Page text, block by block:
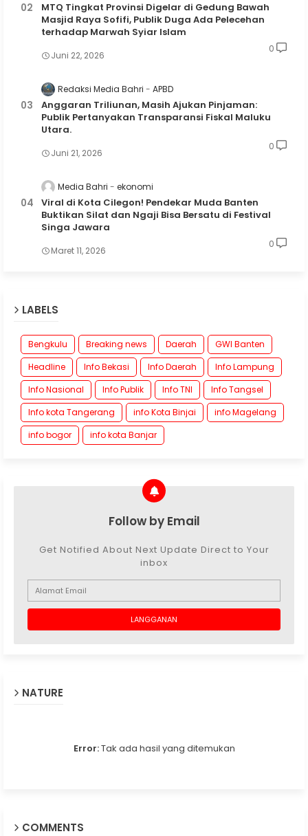
MTQ Tingkat Provinsi Digelar di Gedung Bawah
Masjid Raya Sofifi, Publik Duga Ada Pelecehan
terhadap Marwah Syiar Islam
Juni 22, 2026
0
Redaksi Media Bahri APBD
Anggaran Triliunan, Masih Ajukan Pinjaman:
Publik Pertanyakan Transparansi Fiskal Maluku
Utara.
Juni 21, 2026
0
Media Bahri ekonomi
Viral di Kota Cilegon! Pendekar Muda Banten
Buktikan Silat dan Ngaji Bisa Bersatu di Festival
Singa Jawara
Maret 11, 2026
0
LABELS
Bengkulu Breaking news Daerah
GWI Banten
Headline
Info Bekasi Info Daerah
Info Lampung
Info Nasional
Info Publik Info TNI
Info Tangsel
Info kota Tangerang
info Kota Binjai
info Magelang
info bogor
info kota Banjar
Follow by Email
Get Notified About Next Update Direct to Your
inbox
NATURE
Error:Tak ada hasil yang ditemukan
COMMENTS